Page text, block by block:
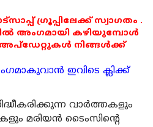
ഗ്രൂപ്പിലേക്ക് സ്വാഗതം .
അംഗമായി കഴിയുമ്പോൾ
നിങ്ങൾക്ക്
ഇവിടെ ക്ലിക്ക്
വാര്‍ത്തകളും
മരിയന്‍ ടൈംസിന്റെ